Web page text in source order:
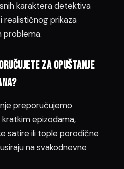
karaktera detektiva
realističnog prikaza
problema.
za opuštanje
preporučujemo
epizodama,
satire ili tople porodične
na svakodnevne